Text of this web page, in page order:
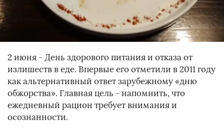
2 июня - День здорового питания и отказа от
излишеств в еде. Впервые его отметили в 2011 году
как альтернативный ответ зарубежному «дню
обжорства». Главная цель - напомнить, что
ежедневный рацион требует внимания и
осознанности.